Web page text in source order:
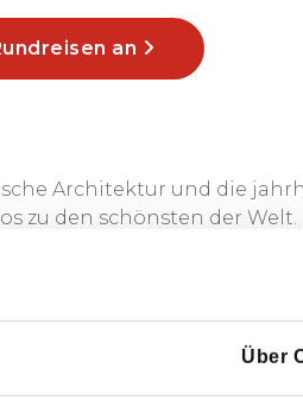
Über
an
Architektur und die
zu den schönsten der Welt.
Dasht-e Lut und die
finden Sie zerklüftete
gelegene